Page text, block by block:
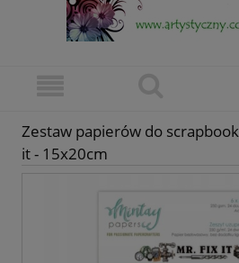
Zestaw papierów do
it - 15x20cm